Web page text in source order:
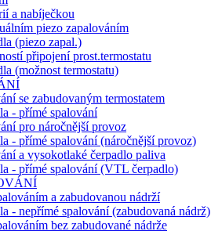
a nabíječkou
piezo zapalováním
(piezo zapal.)
připojení prost.termostatu
(možnost termostatu)
se zabudovaným termostatem
- přímé spalování
pro náročnější provoz
- přímé spalování (náročnější provoz)
a vysokotlaké čerpadlo paliva
- přímé spalování (VTL čerpadlo)
a zabudovanou nádrží
- nepřímé spalování (zabudovaná nádrž)
bez zabudované nádrže